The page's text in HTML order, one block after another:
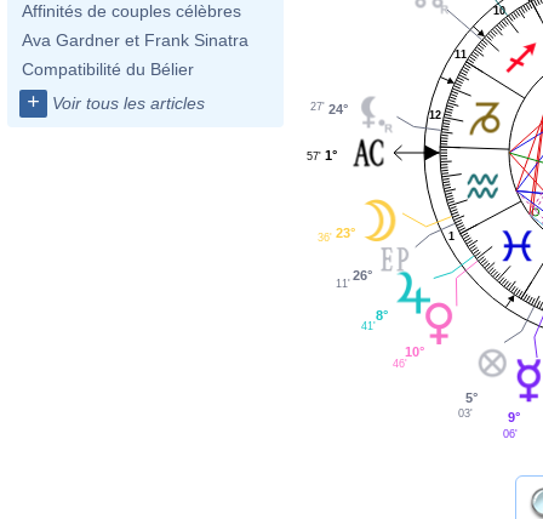
Affinités de couples célèbres
Ava Gardner et Frank Sinatra
Compatibilité du Bélier
+ Voir tous les articles
1
10
11
12
24°
27'
1°
57'
23°
36'
26°
11'
8°
41'
10°
46'
5°
03' 9°
06'